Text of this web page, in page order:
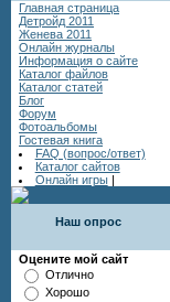
Главная страница
Детройд 2011
Женева 2011
Онлайн журналы
Информация о сайте
Каталог файлов
Каталог статей
Блог
Форум
Фотоальбомы
Гостевая книга
FAQ (вопрос/ответ)
Каталог сайтов
Онлайн игры |
Наш опрос
Оцените мой сайт
Отлично
Хорошо